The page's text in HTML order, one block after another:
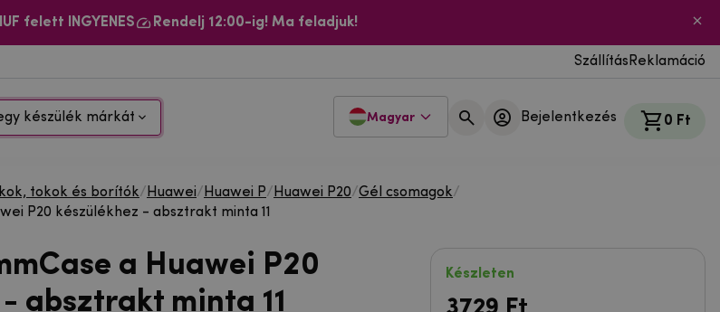
felett INGYENES Rendelj 12:00-ig! Ma feladjuk!
Szállítás Reklamáció
készülék márkát Magyar Bejelentkezés 0 Ft
tokok és borítók/ Huawei/ Huawei P/ Huawei P20/Gél csomagok/
P20 készülékhez - absztrakt minta 11
a Huawei P20
absztrakt minta 11
Készleten